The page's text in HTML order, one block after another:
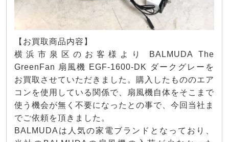
【お買取商品内容】
横浜市泉区のお客様より BALMUDA The
GreenFan 扇風機 EGF-1600-DK ダークグレーを
お買取させていただきました。購入したもののエア
コンを使用している関係で、扇風機自体をそこまで
使う機会が無く不要になったとの事で、今回当社ま
でご依頼を頂きました。
BALMUDAは人気の家電ブランドとなっており、